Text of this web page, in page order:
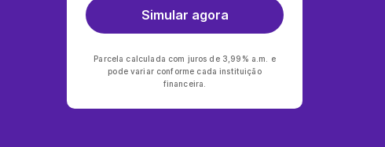
Simular agora
Parcela calculada com juros de 3,99% a.m. e
pode variar conforme cada instituição
financeira.